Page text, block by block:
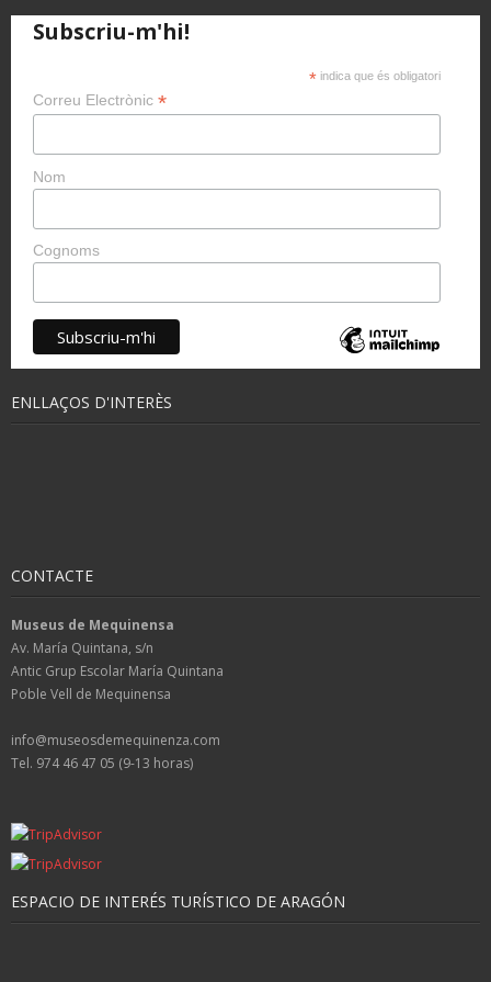
Subscriu-m'hi!
* indica que és obligatori
Correu Electrònic *
Nom
Cognoms
ENLLAÇOS D'INTERÈS
CONTACTE
Museus de Mequinensa
Av. María Quintana, s/n
Antic Grup Escolar María Quintana
Poble Vell de Mequinensa
info@museosdemequinenza.com
Tel. 974 46 47 05 (9-13 horas)
ESPACIO DE INTERÉS TURÍSTICO DE ARAGÓN